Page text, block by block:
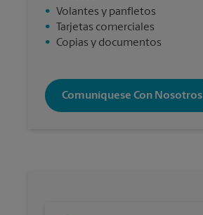
•
Volantes y panfletos
•
Tarjetas comerciales
• Copias y documentos
Comuníquese Con Nosotros